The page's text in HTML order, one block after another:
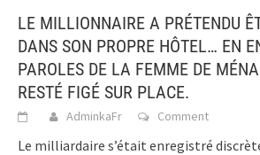
LE MILLIONNAIRE A PRÉTENDU
DANS SON PROPRE HÔTEL… EN
PAROLES DE LA FEMME DE
RESTÉ FIGÉ SUR PLACE.
AdminkaFr Comment
Le milliardaire s’était enregistré